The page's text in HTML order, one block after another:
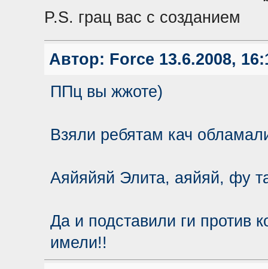
P.S. грац вас с созданием
Автор: Force 13.6.2008,
ППц вы жжоте)
Взяли ребятам кач
Аяйяйяй Элита, аяйяй, фу
Да и подставили ги против
имели!!